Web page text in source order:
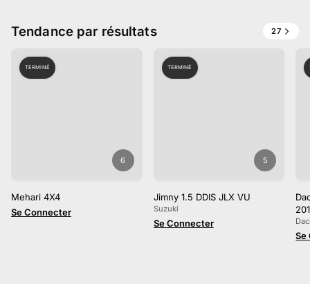
Tendance par résultats 27
6
TERMINÉ
Mehari 4X4
Se Connecter
5
TERMINÉ
Jimny 1.5 DDIS JLX VU
Suzuki
Se Connecter
Se